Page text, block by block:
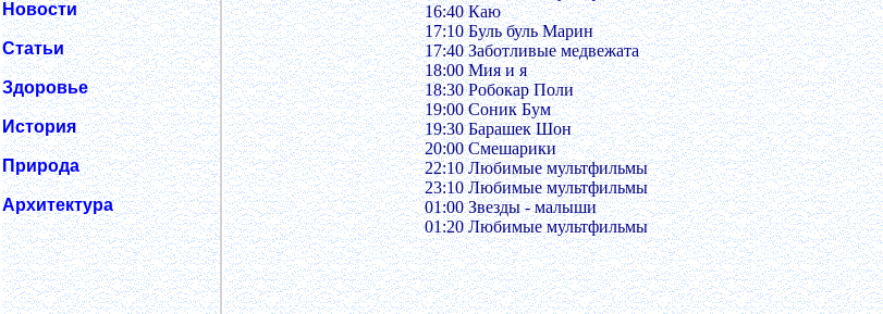
Новости
Статьи
Здоровье
История
Природа
Архитектура
16:40 Каю
17:10 Буль буль Марин
17:40 Заботливые медвежата
18:00 Мия и я
18:30 Робокар Поли
19:00 Соник Бум
19:30 Барашек Шон
20:00 Смешарики
22:10 Любимые мультфильмы
23:10 Любимые мультфильмы
01:00 Звезды - малыши
01:20 Любимые мультфильмы